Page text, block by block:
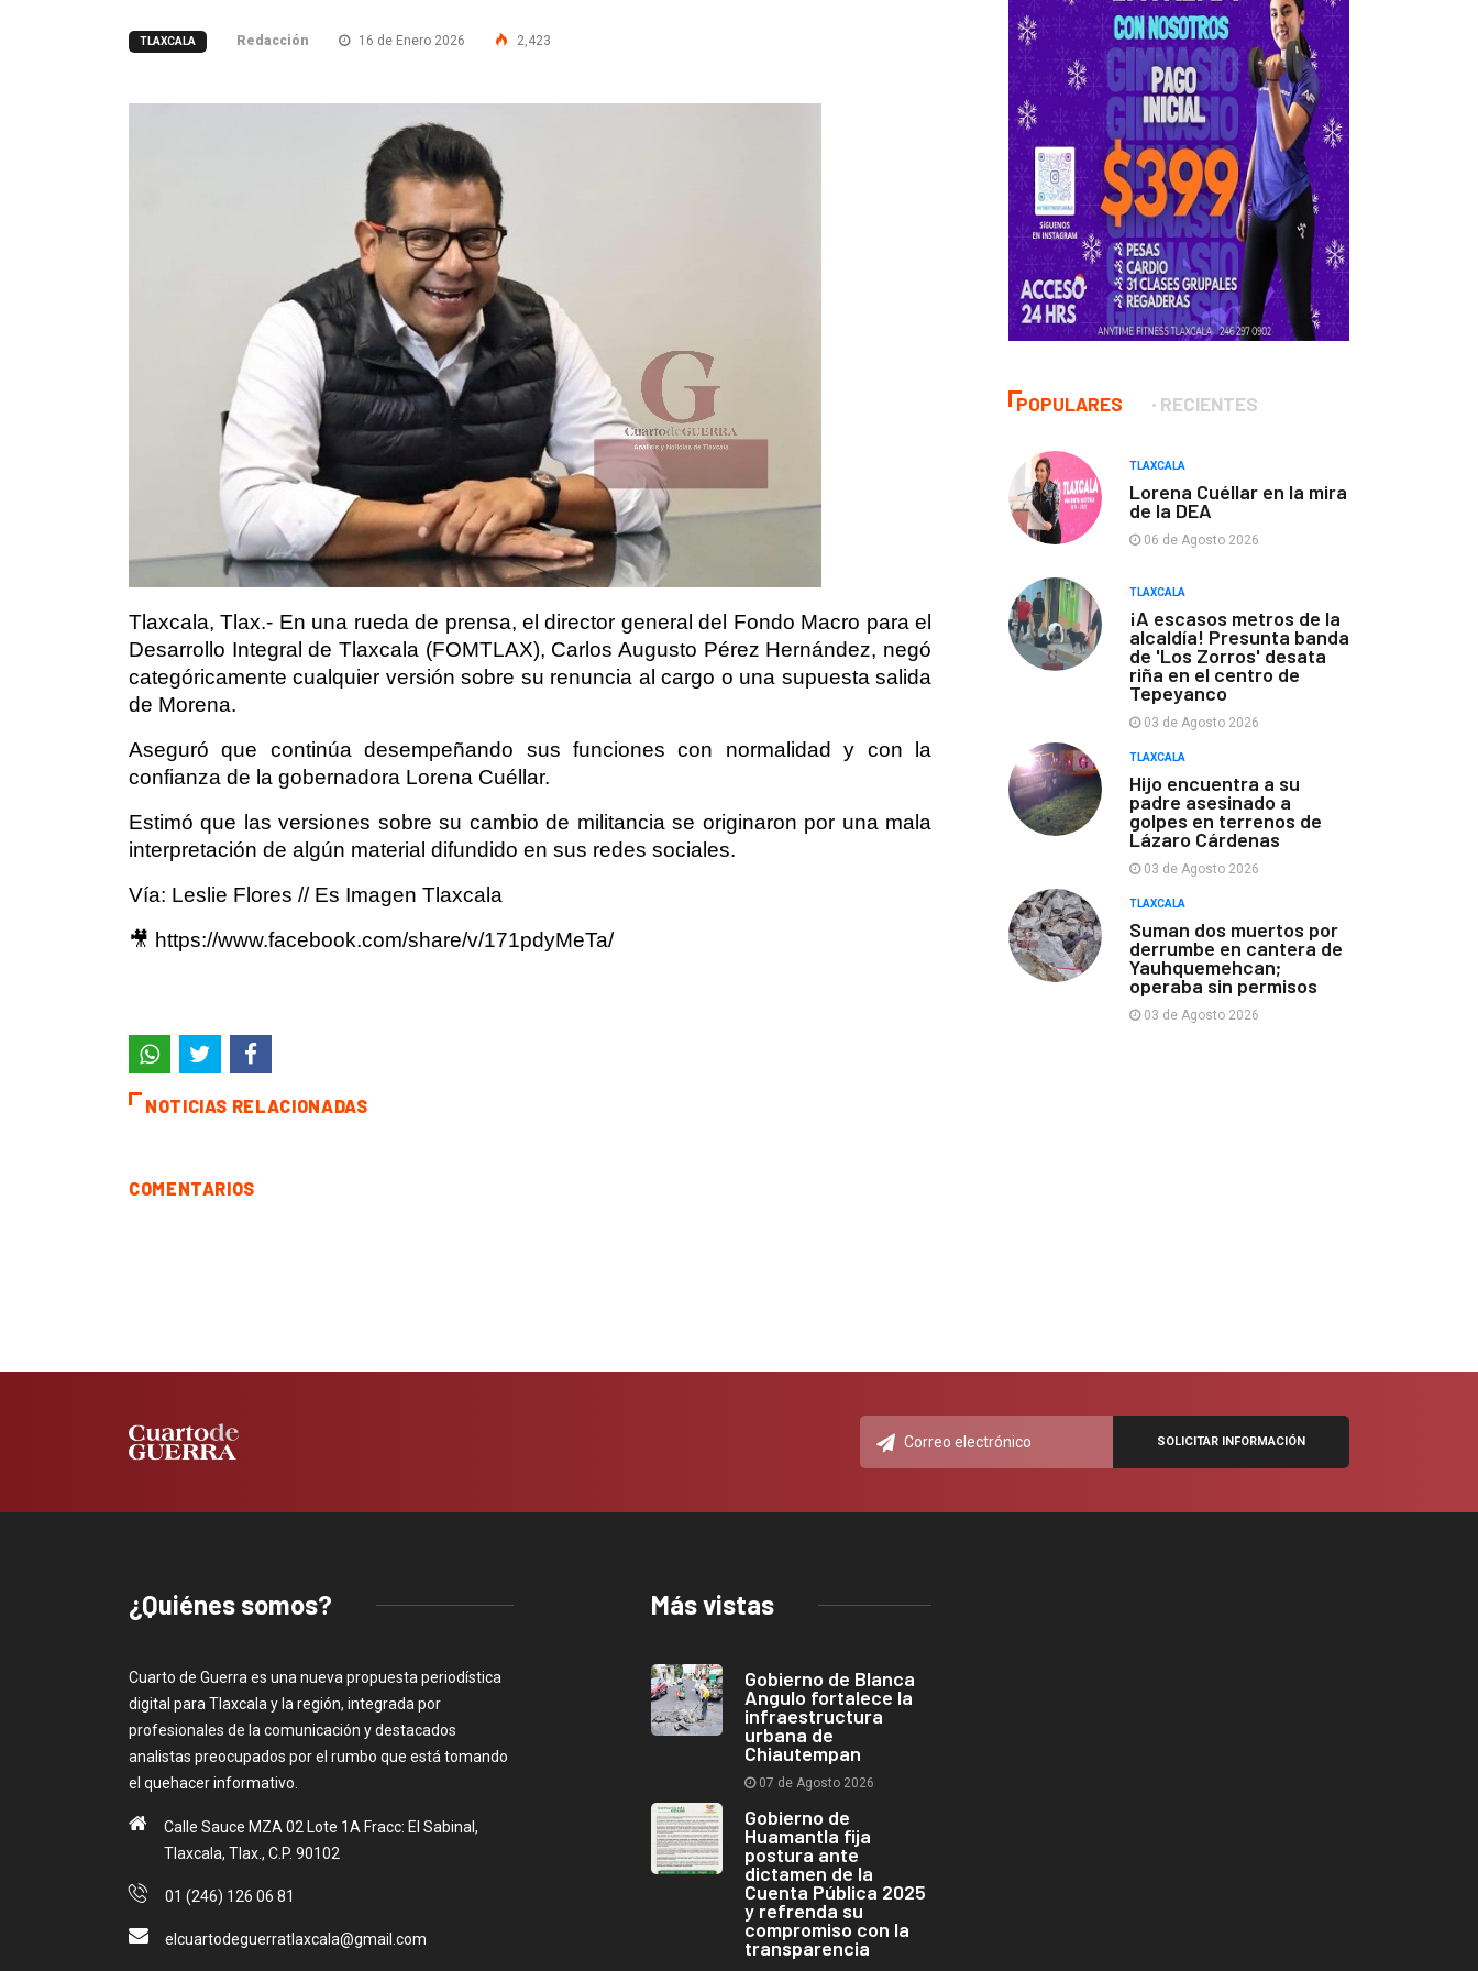
TLAXCALA Redacción 16 de Enero 2026 2,423
Tlaxcala, Tlax.- En una rueda de prensa, el director general del Fondo Macro para el
Desarrollo Integral de Tlaxcala (FOMTLAX), Carlos Augusto Pérez Hernández, negó
categóricamente cualquier versión sobre su renuncia al cargo o una supuesta salida
de Morena.
Aseguró que continúa desempeñando sus funciones con normalidad y con la
confianza de la gobernadora Lorena Cuéllar.
Estimó que las versiones sobre su cambio de militancia se originaron por una mala
interpretación de algún material difundido en sus redes sociales.
Vía: Leslie Flores // Es Imagen Tlaxcala
🎥 https://www.facebook.com/share/v/171pdyMeTa/
NOTICIAS RELACIONADAS
COMENTARIOS
POPULARES RECIENTES
TLAXCALA
Lorena Cuéllar en la mira
de la DEA
06 de Agosto 2026
TLAXCALA
¡A escasos metros de la
alcaldía! Presunta banda
de 'Los Zorros' desata
riña en el centro de
Tepeyanco
03 de Agosto 2026
TLAXCALA
Hijo encuentra a su
padre asesinado a
golpes en terrenos de
Lázaro Cárdenas
03 de Agosto 2026
TLAXCALA
Suman dos muertos por
derrumbe en cantera de
Yauhquemehcan;
operaba sin permisos
03 de Agosto 2026
¿Quiénes somos?
Cuarto de Guerra es una nueva propuesta periodística
digital para Tlaxcala y la región, integrada por
profesionales de la comunicación y destacados
analistas preocupados por el rumbo que está tomando
el quehacer informativo.
Calle Sauce MZA 02 Lote 1A Fracc: El Sabinal,
Tlaxcala, Tlax., C.P. 90102
01 (246) 126 06 81
elcuartodeguerratlaxcala@gmail.com
Más vistas
Gobierno de Blanca
Angulo fortalece la
infraestructura
urbana de
Chiautempan
07 de Agosto 2026
Gobierno de
Huamantla fija
postura ante
dictamen de la
Cuenta Pública 2025
y refrenda su
compromiso con la
transparencia